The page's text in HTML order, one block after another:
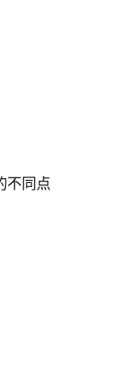
不同点